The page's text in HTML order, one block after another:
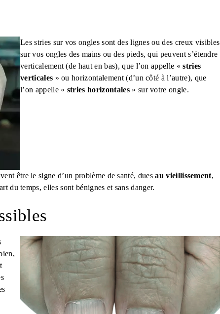
Les stries sur vos ongles sont des lignes ou des creux visibles
sur vos ongles des mains ou des pieds, qui peuvent s’étendre
verticalement (de haut en bas), que l’on appelle «stries
verticales » ou horizontalement (d’un côté à l’autre), que
l’on appelle « stries horizontales» sur votre ongle.
être le signe d’un problème de santé, duesau vieillissement,
du temps, elles sont bénignes et sans danger.